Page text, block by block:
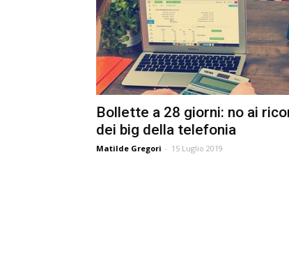
Bollette a 28 giorni: no ai
dei big della telefonia
Matilde Gregori - 15 Luglio 2019